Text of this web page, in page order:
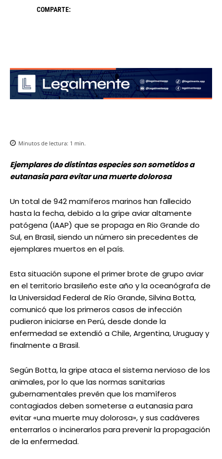
COMPARTE:
Minutos de lectura: 1 min.
Ejemplares de distintas especies son sometidos a
eutanasia para evitar una muerte dolorosa
Un total de 942 mamíferos marinos han fallecido
hasta la fecha, debido a la gripe aviar altamente
patógena (IAAP) que se propaga en Rio Grande do
Sul, en Brasil, siendo un número sin precedentes de
ejemplares muertos en el país.
Esta situación supone el primer brote de grupo aviar
en el territorio brasileño este año y la oceanógrafa de
la Universidad Federal de Río Grande, Silvina Botta,
comunicó que los primeros casos de infección
pudieron iniciarse en Perú, desde donde la
enfermedad se extendió a Chile, Argentina, Uruguay y
finalmente a Brasil.
Según Botta, la gripe ataca el sistema nervioso de los
animales, por lo que las normas sanitarias
gubernamentales prevén que los mamíferos
contagiados deben someterse a eutanasia para
evitar «una muerte muy dolorosa», y sus cadáveres
enterrarlos o incinerarlos para prevenir la propagación
de la enfermedad.